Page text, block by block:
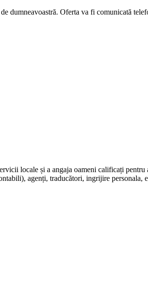
dumneavoastră. Oferta va fi comunicată
locale și a angaja oameni calificați pentru
agenți, traducători, ingrijire personala,